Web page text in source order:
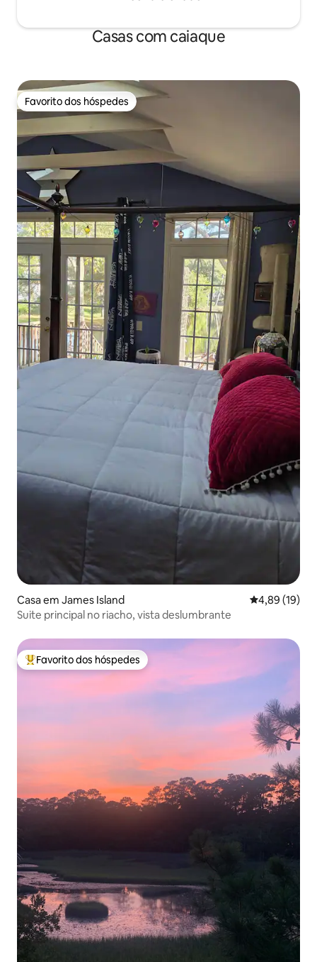
Casas com caiaque
Favorito dos hóspedes
Favorito dos hóspedes
Casa em James Island Classificação
4,89 (19)
Suite principal no riacho, vista deslumbrante
Favoritos dos hóspedes mais apreciados
Favorito dos hóspedes